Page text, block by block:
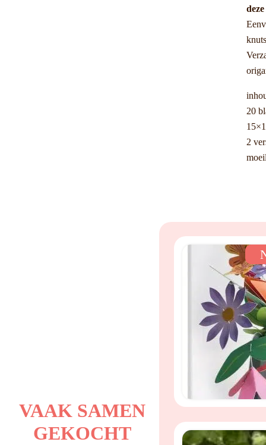
20
2
VAAK SAMEN
GEKOCHT